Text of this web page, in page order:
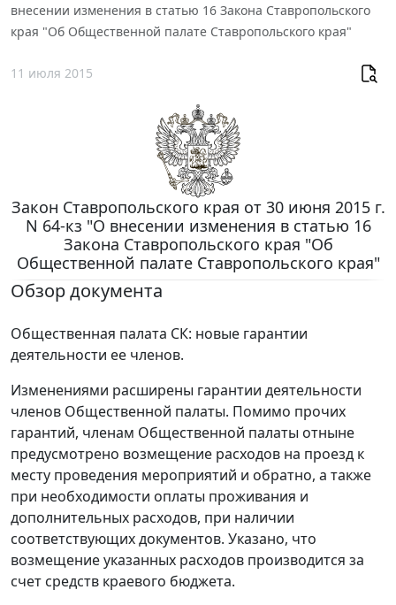
внесении изменения в статью 16 Закона Ставропольского
края "Об Общественной палате Ставропольского края"
11 июля 2015
Закон Ставропольского края от 30 июня 2015 г.
N 64-кз "О внесении изменения в статью 16
Закона Ставропольского края "Об
Общественной палате Ставропольского края"
Обзор документа
Общественная палата СК: новые гарантии
деятельности ее членов.
Изменениями расширены гарантии деятельности
членов Общественной палаты. Помимо прочих
гарантий, членам Общественной палаты отныне
предусмотрено возмещение расходов на проезд к
месту проведения мероприятий и обратно, а также
при необходимости оплаты проживания и
дополнительных расходов, при наличии
соответствующих документов. Указано, что
возмещение указанных расходов производится за
счет средств краевого бюджета.